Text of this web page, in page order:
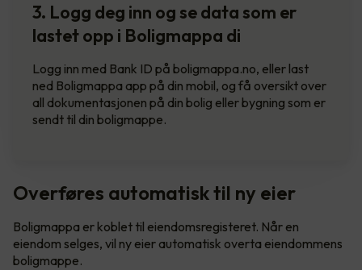
3. Logg deg inn og se data som er
lastet opp i Boligmappa di
Logg inn med Bank ID på boligmappa.no, eller last
ned Boligmappa app på din mobil, og få oversikt over
all dokumentasjonen på din bolig eller bygning som er
sendt til din boligmappe.
Overføres automatisk til ny eier
Boligmappa er koblet til eiendomsregisteret. Når en
eiendom selges, vil ny eier automatisk overta eiendommens
boligmappe.